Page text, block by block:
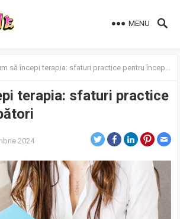
MENU
să începi terapia: sfaturi practice pentru începători
terapia: sfaturi practice
2024